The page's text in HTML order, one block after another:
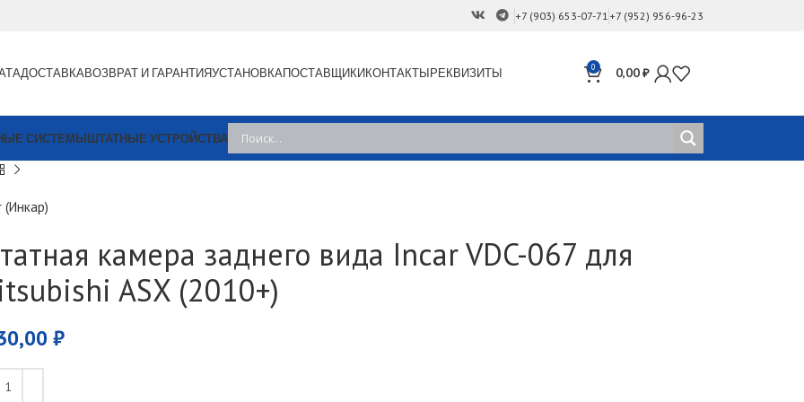
+7 (903) 653-07-71 +7 (952) 956-96-23
ДОСТАВКАВОЗВРАТ И ГАРАНТИЯУСТАНОВКАПОСТАВЩИКИКОНТАКТЫРЕКВИЗИТЫ 0 0,00₽
СИСТЕМЫШТАТНЫЕ УСТРОЙСТВА
(Инкар)
камера заднего вида Incar VDC-067 для
ASX (2010+)
₽